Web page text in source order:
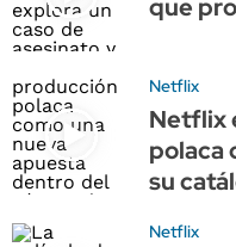
que
Netflix
Netflix
polaca
su
Netflix